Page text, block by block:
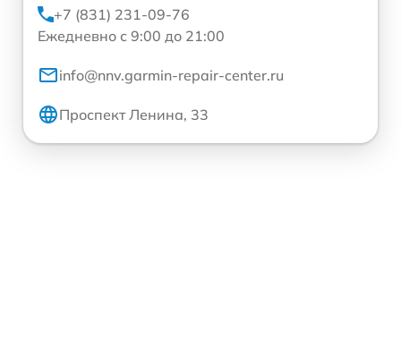
+7 (831) 231-09-76
Ежедневно с 9:00 до 21:00
info@nnv.garmin-repair-center.ru
Проспект Ленина, 33